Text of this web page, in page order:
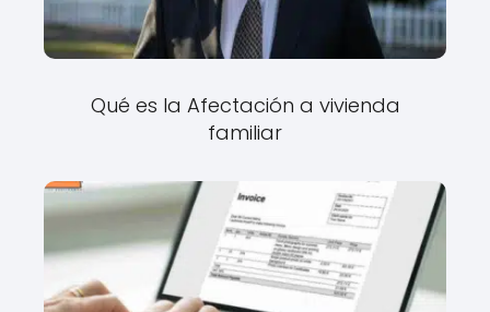
Qué es la Afectación a vivienda
familiar